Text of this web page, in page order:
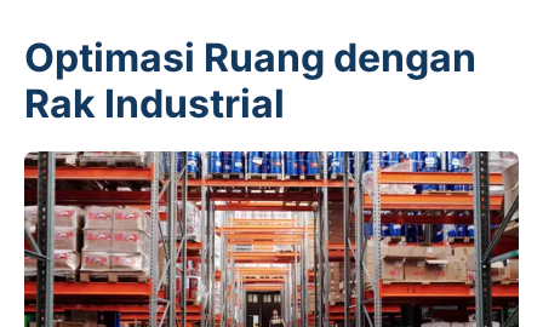
Optimasi Ruang dengan
Rak Industrial